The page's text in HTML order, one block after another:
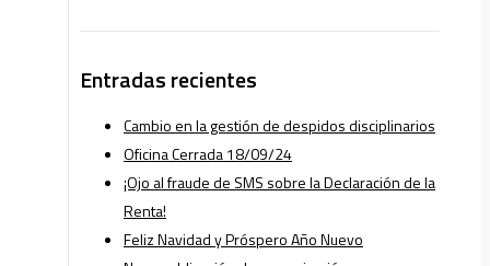
Entradas recientes
Cambio en la gestión de despidos disciplinarios
Oficina Cerrada 18/09/24
¡Ojo al fraude de SMS sobre la Declaración de la
Renta!
Feliz Navidad y Próspero Año Nuevo